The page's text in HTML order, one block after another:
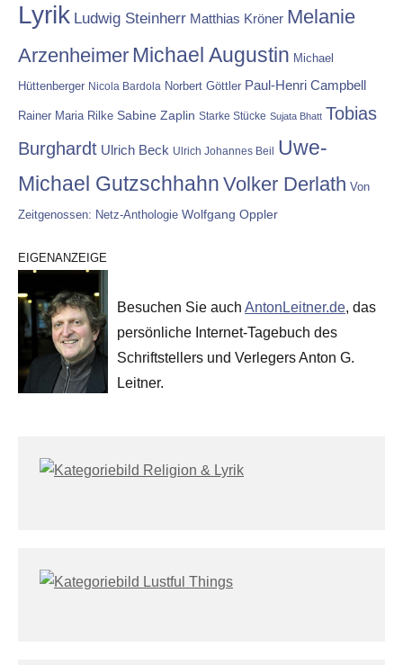
Lyrik Ludwig Steinherr Matthias Kröner Melanie
Arzenheimer Michael Augustin Michael
Hüttenberger Nicola Bardola Norbert Göttler Paul-Henri Campbell
Rainer Maria Rilke Sabine Zaplin Starke Stücke Sujata Bhatt Tobias
Burghardt Ulrich Beck Ulrich Johannes Beil
Uwe-
Michael Gutzschhahn Volker Derlath Von
Zeitgenossen: Netz-Anthologie Wolfgang Oppler
EIGENANZEIGE
Besuchen Sie auch AntonLeitner.de, das
persönliche Internet-Tagebuch des
Schriftstellers und Verlegers Anton G.
Leitner.